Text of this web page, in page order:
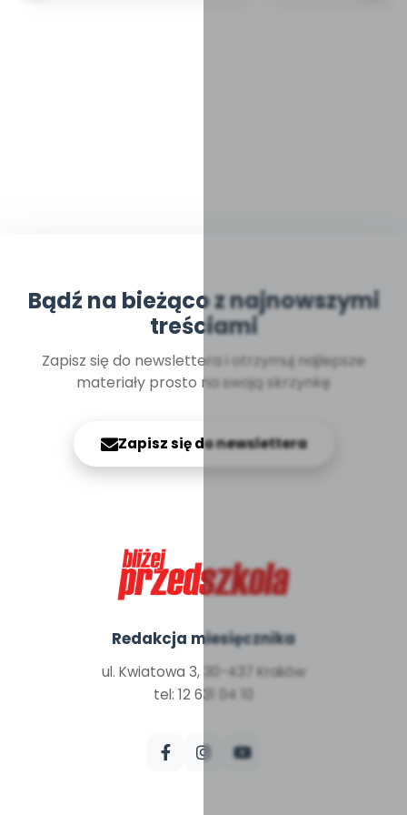
Bądź na bieżąco z najnowszymi
treściami
Zapisz się do newslettera i otrzymuj najlepsze
materiały prosto na swoją skrzynkę
Zapisz się do newslettera
Redakcja miesięcznika
ul. Kwiatowa 3, 30-437 Kraków
tel: 12 631 04 10